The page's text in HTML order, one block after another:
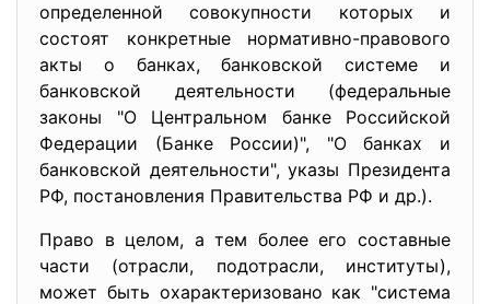
определенной совокупности которых и
состоят конкретные нормативно-правового
акты о банках, банковской системе и
банковской деятельности (федеральные
законы "О Центральном банке Российской
Федерации (Банке России)", "О банках и
банковской деятельности", указы Президента
РФ, постановления Правительства РФ и др.).
Право в целом, а тем более его составные
части (отрасли, подотрасли, институты),
может быть охарактеризовано как "система